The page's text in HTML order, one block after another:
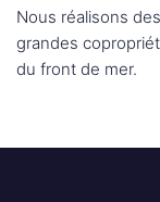
Nous réalisons
grandes
du front de mer.